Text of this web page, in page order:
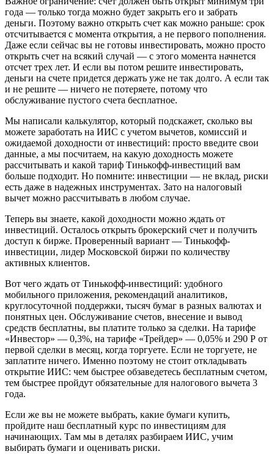
года — только тогда можно будет закрыть его и забрать
деньги. Поэтому важно открыть счет как можно раньше: срок
отсчитывается с момента открытия, а не первого пополнения.
Даже если сейчас вы не готовы инвестировать, можно просто
открыть счет на всякий случай — с этого момента начнется
отсчет трех лет. И если вы потом решите инвестировать,
деньги на счете придется держать уже не так долго. А если так
и не решите — ничего не потеряете, потому что
обслуживание пустого счета бесплатное.
Мы написали калькулятор, который подскажет, сколько вы
можете заработать на ИИС с учетом вычетов, комиссий и
ожидаемой доходности от инвестиций: просто введите свои
данные, а мы посчитаем, на какую доходность можете
рассчитывать и какой тариф Тинькофф-инвестиций вам
больше подходит. Но помните: инвестиции — не вклад, риски
есть даже в надежных инструментах. Зато на налоговый
вычет можно рассчитывать в любом случае.
Теперь вы знаете, какой доходности можно ждать от
инвестиций. Осталось открыть брокерский счет и получить
доступ к бирже. Проверенный вариант — Тинькофф-
инвестиции, лидер Московской биржи по количеству
активных клиентов.
Вот чего ждать от Тинькофф-инвестиций: удобного
мобильного приложения, рекомендаций аналитиков,
круглосуточной поддержки, тысяч бумаг в разных валютах и
понятных цен. Обслуживание счетов, внесение и вывод
средств бесплатны, вы платите только за сделки. На тарифе
«Инвестор» — 0,3%, на тарифе «Трейдер» — 0,05% и 290 Р от
первой сделки в месяц, когда торгуете. Если не торгуете, не
заплатите ничего. Именно поэтому не стоит откладывать
открытие ИИС: чем быстрее обзаведетесь бесплатным счетом,
тем быстрее пройдут обязательные для налогового вычета 3
года.
Если же вы не можете выбрать, какие бумаги купить,
пройдите наш бесплатный курс по инвестициям для
начинающих. Там мы в деталях разбираем ИИС, учим
выбирать бумаги и оценивать риски.